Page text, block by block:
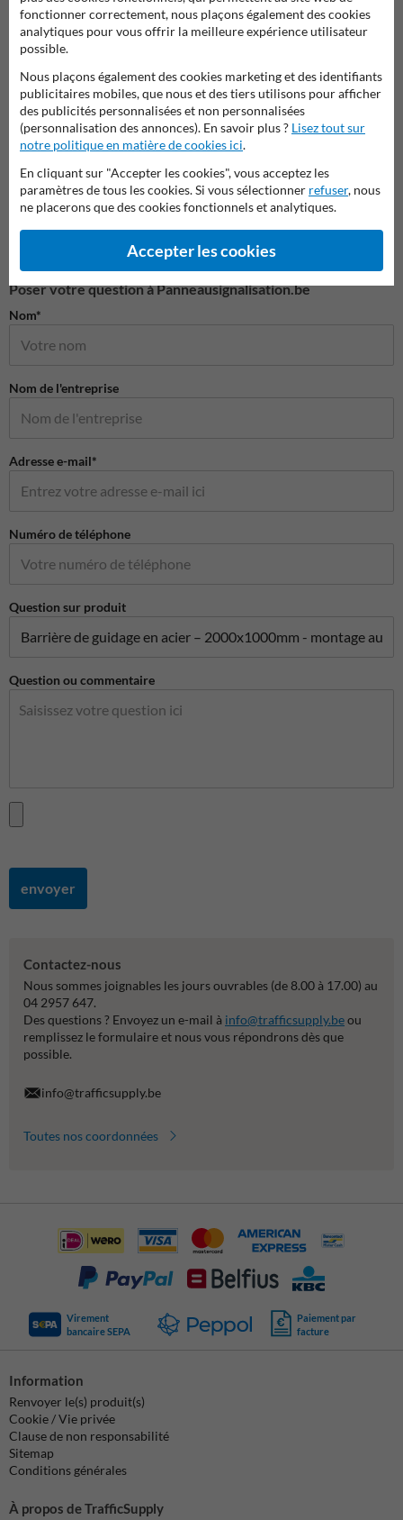
Barrières de sécurité et
guidage
Ralentisseurs et Dos d'Âne
Parkings et aménagements des routes
Poser votre question à Panneausignalisation.be
Nom*
Nom de l'entreprise
Adresse e-mail*
Numéro de téléphone
Question sur produit
Question ou commentaire
envoyer
Contactez-nous
Nous sommes joignables les jours ouvrables (de 8.00 à 17.00) au
04 2957 647.
Des questions ? Envoyez un e-mail à info@trafficsupply.beou
remplissez le formulaire et nous vous répondrons dès que
possible.
info@trafficsupply.be
Toutes nos coordonnées
Virement
bancaire SEPA
Paiement par
facture
Information
Renvoyer le(s) produit(s)
Cookie / Vie privée
Clause de non responsabilité
Sitemap
Conditions générales
À propos de TrafficSupply
fonctionner correctement, nous plaçons également des cookies
analytiques pour vous offrir la meilleure expérience utilisateur
possible.
Nous plaçons également des cookies marketing et des identifiants
publicitaires mobiles, que nous et des tiers utilisons pour afficher
des publicités personnalisées et non personnalisées
(personnalisation des annonces). En savoir plus ? Lisez tout sur
notre politique en matière de cookies ici.
En cliquant sur "Accepter les cookies", vous acceptez les
paramètres de tous les cookies. Si vous sélectionner refuser, nous
ne placerons que des cookies fonctionnels et analytiques.
Accepter les cookies